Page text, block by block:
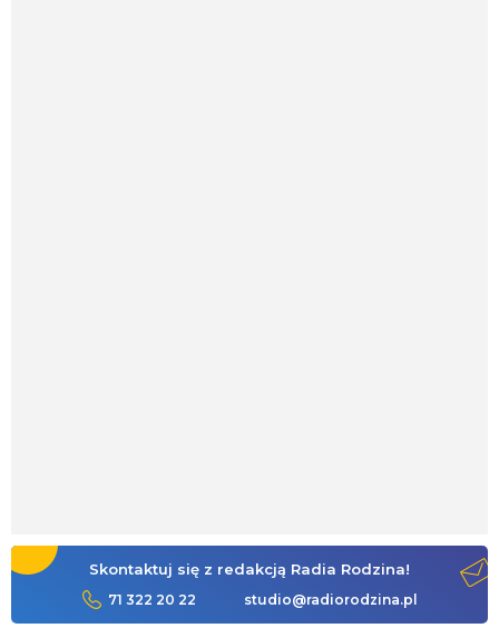
Skontaktuj się z redakcją Radia Rodzina!
71 322 20 22 studio@radiorodzina.pl